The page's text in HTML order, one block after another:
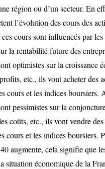
région ou d’un secteur. En
l’évolution des cours des
cours sont influencés par
la rentabilité future des
optimistes sur la croissance
etc., ils vont acheter des
cours et les indices boursiers.
pessimistes sur la
coûts, etc., ils vont vendre
cours et les indices boursiers.
augmente, cela signifie que
situation économique de la